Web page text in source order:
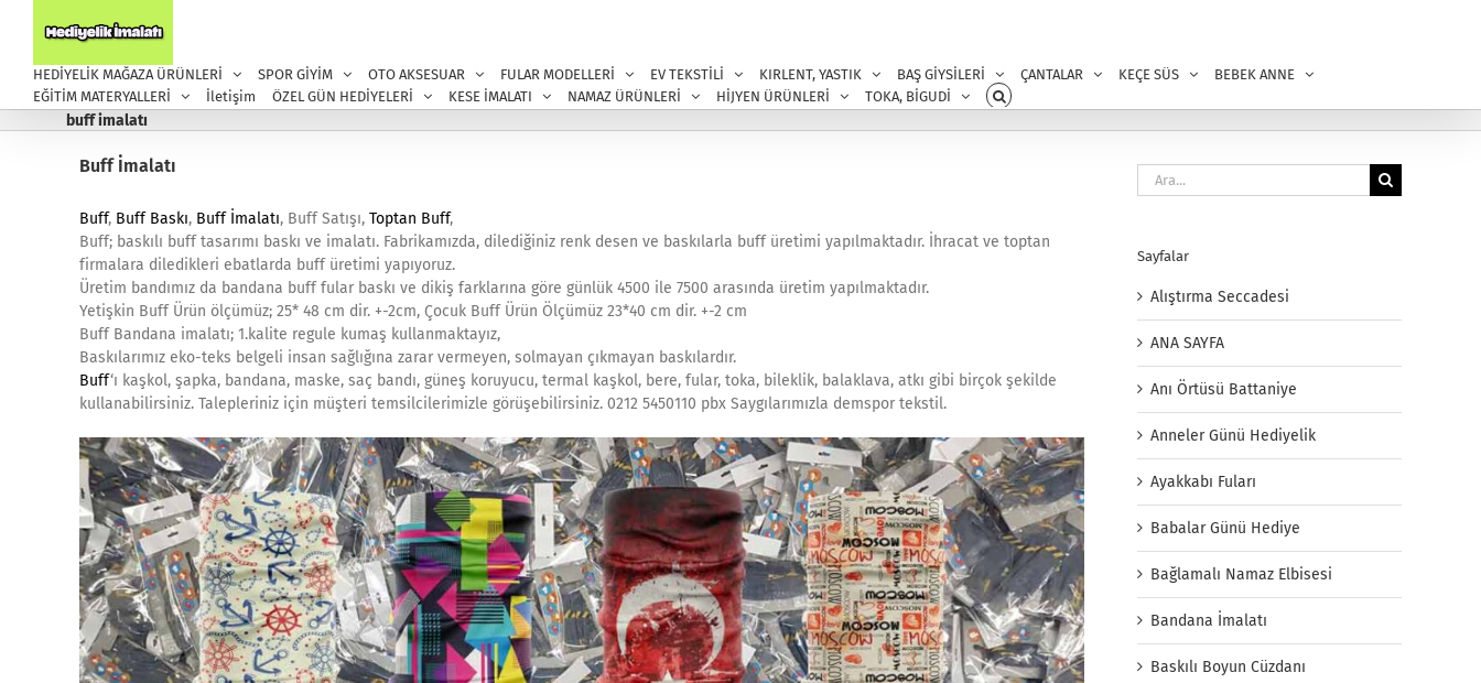
HEDİYELİK MAĞAZA ÜRÜNLERİ SPOR GİYİM OTO AKSESUAR FULAR MODELLERİ EV TEKSTİLİ KIRLENT, YASTIK BAŞ GİYSİLERİ ÇANTALAR KEÇE SÜS
BEBEK ANNE
EĞİTİM MATERYALLERİ
İletişim ÖZEL GÜN HEDİYELERİ KESE İMALATI NAMAZ ÜRÜNLERİ HİJYEN ÜRÜNLERİ TOKA, BİGUDİ
buff imalatı
Buff İmalatı
Buff, Buff Baskı, Buff İmalatı, Buff Satışı, Toptan Buff,
Buff; baskılı buff tasarımı baskı ve imalatı. Fabrikamızda, dilediğiniz renk desen ve baskılarla buff üretimi yapılmaktadır. İhracat ve toptan
firmalara diledikleri ebatlarda buff üretimi yapıyoruz.
Üretim bandımız da bandana buff fular baskı ve dikiş farklarına göre günlük 4500 ile 7500 arasında üretim yapılmaktadır.
Yetişkin Buff Ürün ölçümüz; 25* 48 cm dir. +-2cm, Çocuk Buff Ürün Ölçümüz 23*40 cm dir. +-2 cm
Buff Bandana imalatı; 1.kalite regule kumaş kullanmaktayız,
Baskılarımız eko-teks belgeli insan sağlığına zarar vermeyen, solmayan çıkmayan baskılardır.
Buff‘ı kaşkol, şapka, bandana, maske, saç bandı, güneş koruyucu, termal kaşkol, bere, fular, toka, bileklik, balaklava, atkı gibi birçok şekilde
kullanabilirsiniz. Talepleriniz için müşteri temsilcilerimizle görüşebilirsiniz. 0212 5450110 pbx Saygılarımızla demspor tekstil.
Ara:
Sayfalar
Alıştırma Seccadesi
ANA SAYFA
Anı Örtüsü Battaniye
Anneler Günü Hediyelik
Ayakkabı Fuları
Babalar Günü Hediye
Bağlamalı Namaz Elbisesi
Bandana İmalatı
Baskılı Boyun Cüzdanı